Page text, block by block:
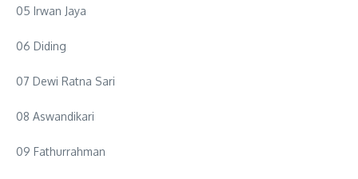
05 Irwan Jaya
06 Diding
07 Dewi Ratna Sari
08 Aswandikari
09 Fathurrahman